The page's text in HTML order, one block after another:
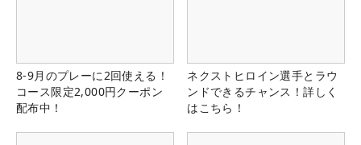
8-9月のプレーに2回使える！
コース限定2,000円クーポン
配布中！
ネクストヒロイン選手とラウ
ンドできるチャンス！詳しく
はこちら！